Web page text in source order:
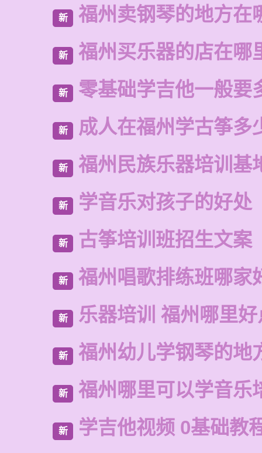
新 福州卖钢琴的地方在
新 福州买乐器的店在哪
新 零基础学吉他一般要
新 成人在福州学古筝多
新 福州民族乐器培训基
新 学音乐对孩子的好处
新 古筝培训班招生文案
新 福州唱歌排练班哪家
新 乐器培训 福州哪里
新 福州幼儿学钢琴的地
新 福州哪里可以学音乐
新 学吉他视频 0基础教